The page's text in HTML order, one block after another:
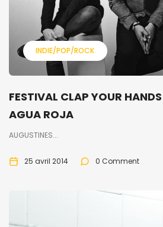
INDIE/POP/ROCK
FESTIVAL CLAP YOUR
AGUA ROJA
AUGUSTINES...
25 avril 2014 0 Comment